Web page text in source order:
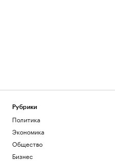
Рубрики
Политика
Экономика
Общество
Бизнес